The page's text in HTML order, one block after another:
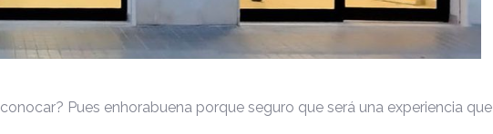
Pues enhorabuena porque seguro que será una experiencia